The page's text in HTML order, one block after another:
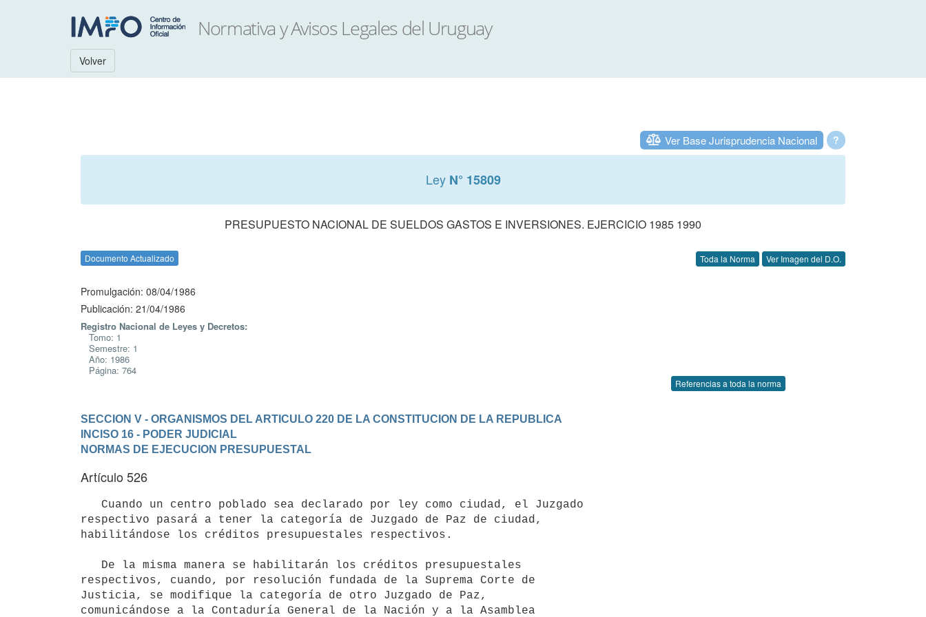
Volver
?
Ver Base Jurisprudencia Nacional
Ley N° 15809
PRESUPUESTO NACIONAL DE SUELDOS GASTOS E INVERSIONES. EJERCICIO 1985 1990
Documento Actualizado Toda la Norma Ver Imagen del D.O.
Promulgación: 08/04/1986
Publicación: 21/04/1986
Registro Nacional de Leyes y Decretos:
Tomo: 1
Semestre: 1
Año: 1986
Página: 764
Referencias a toda la norma
SECCION V - ORGANISMOS DEL ARTICULO 220 DE LA CONSTITUCION DE LA REPUBLICA
INCISO 16 - PODER JUDICIAL
NORMAS DE EJECUCION PRESUPUESTAL
Artículo 526
respectivo pasará a tener la categoría de Juzgado de Paz de ciudad,
habilitándose los créditos presupuestales respectivos.
respectivos, cuando, por resolución fundada de la Suprema Corte de
Justicia, se modifique la categoría de otro Juzgado de Paz,
comunicándose a la Contaduría General de la Nación y a la Asamblea